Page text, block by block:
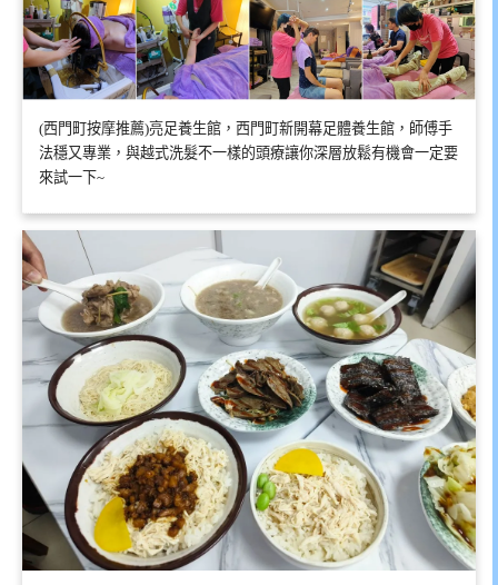
(西門町按摩推薦)亮足養生館，西門町新開幕足體養生館，師傅手
法穩又專業，與越式洗髮不一樣的頭療讓你深層放鬆有機會一定要
來試一下~